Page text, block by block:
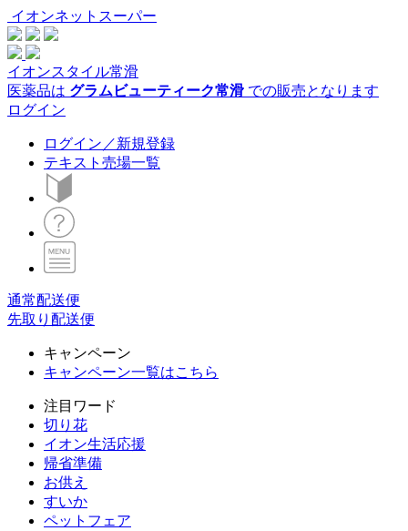
イオンネットスーパー
イオンスタイル常滑
医薬品は グラムビューティーク常滑 での販売となります
ログイン
ログイン／新規登録
テキスト売場一覧
通常配送便
先取り配送便
キャンペーン
キャンペーン一覧はこちら
注目ワード
切り花
イオン生活応援
帰省準備
お供え
すいか
ペットフェア